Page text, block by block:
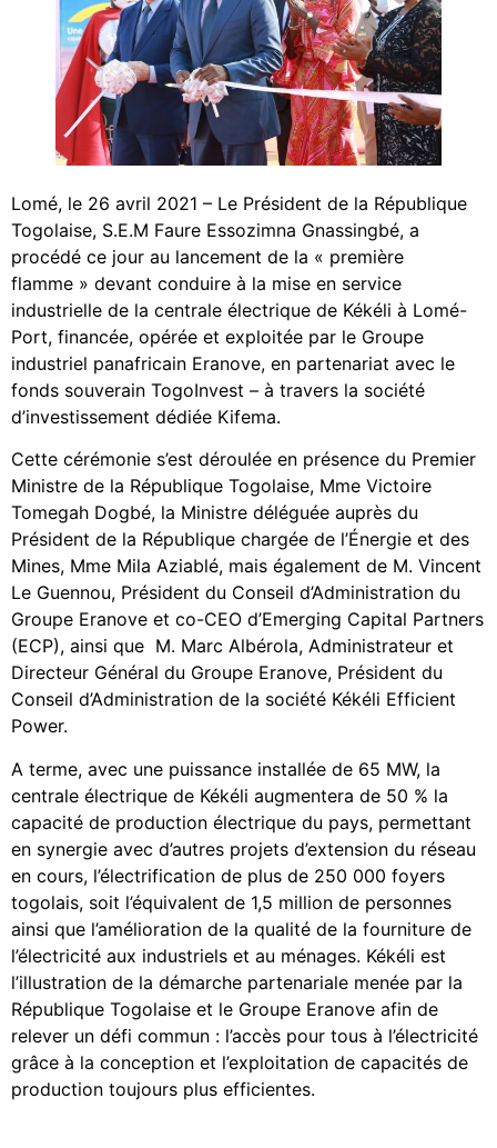
Lomé, le 26 avril 2021 – Le Président de la République
Togolaise, S.E.M Faure Essozimna Gnassingbé, a
procédé ce jour au lancement de la « première
flamme » devant conduire à la mise en service
industrielle de la centrale électrique de Kékéli à Lomé-
Port, financée, opérée et exploitée par le Groupe
industriel panafricain Eranove, en partenariat avec le
fonds souverain TogoInvest – à travers la société
d’investissement dédiée Kifema.
Cette cérémonie s’est déroulée en présence du Premier
Ministre de la République Togolaise, Mme Victoire
Tomegah Dogbé, la Ministre déléguée auprès du
Président de la République chargée de l’Énergie et des
Mines, Mme Mila Aziablé, mais également de M. Vincent
Le Guennou, Président du Conseil d’Administration du
Groupe Eranove et co-CEO d’Emerging Capital Partners
(ECP), ainsi que M. Marc Albérola, Administrateur et
Directeur Général du Groupe Eranove, Président du
Conseil d’Administration de la société Kékéli Efficient
Power.
A terme, avec une puissance installée de 65 MW, la
centrale électrique de Kékéli augmentera de 50 % la
capacité de production électrique du pays, permettant
en synergie avec d’autres projets d’extension du réseau
en cours, l’électrification de plus de 250 000 foyers
togolais, soit l’équivalent de 1,5 million de personnes
ainsi que l’amélioration de la qualité de la fourniture de
l’électricité aux industriels et au ménages. Kékéli est
l’illustration de la démarche partenariale menée par la
République Togolaise et le Groupe Eranove afin de
relever un défi commun : l’accès pour tous à l’électricité
grâce à la conception et l’exploitation de capacités de
production toujours plus efficientes.